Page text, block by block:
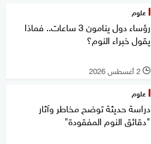
علوم
رؤساء دول ينامون 3 ساعات.. فماذا
يقول خبراء النوم؟
l 2 أغسطس 2026
علوم
دراسة حديثة توضح مخاطر وآثار
"دقائق النوم المفقودة"